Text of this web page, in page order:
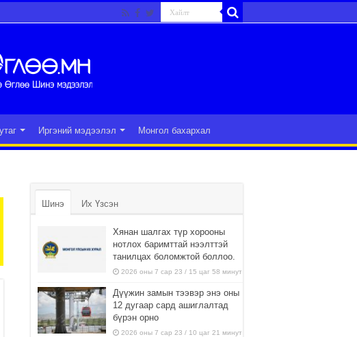
Иргэний мэдээлэл Монгол бахархал
Шинэ Их Үзсэн
Хянан шалгах түр хорооны
нотлох баримттай нээлттэй
танилцах боломжтой боллоо.
2026 оны 7 сар 23 / 15 цаг 58 минут
Дүүжин замын тээвэр энэ оны
12 дугаар сард ашиглалтад
бүрэн орно
2026 оны 7 сар 23 / 10 цаг 21 минут